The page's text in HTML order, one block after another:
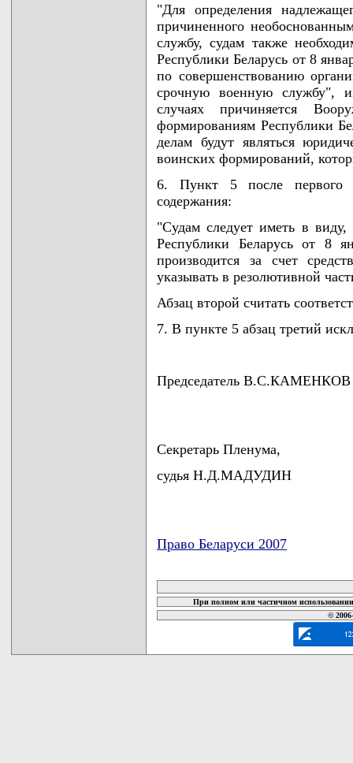
"Для определения
причиненного
службу, судам также
Республики Беларусь от 8
по совершенствованию
срочную военную службу",
случаях причиняется
формированиям Республики
делам будут являться
воинских формирований,
6. Пункт 5 после первого
содержания:
"Судам следует иметь в виду,
Республики Беларусь от 8
производится за счет
указывать в резолютивной
Абзац второй считать
7. В пункте 5 абзац третий
Председатель В.С.КАМЕНКОВ
Секретарь Пленума,
судья Н.Д.МАДУДИН
Право Беларуси 2007
При полном или частичном
©